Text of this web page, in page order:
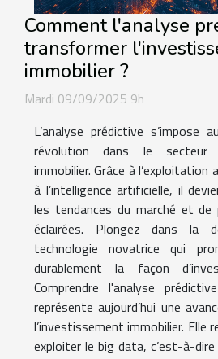
Comment l'analyse
transformer
immobilier ?
Mardi 09/09/2025 9h
L’analyse prédictive s’impose
révolution dans le secteur
immobilier. Grâce à l’exploitation
à l’intelligence artificielle, il
les tendances du marché et de
éclairées. Plongez dans la
technologie novatrice qui
durablement la façon
Comprendre l'analyse
représente aujourd’hui une
l’investissement immobilier. Elle
exploiter le big data, c’est-à-